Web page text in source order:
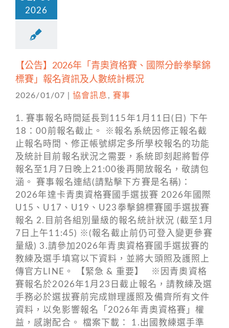
2026
【公告】2026年「青奧資格賽、國際分齡拳擊錦
標賽」報名資訊及人數統計概況
2026/01/07 協會訊息 , 賽事
1. 賽事報名時間延長到115年1月11日(日) 下午
18：00前報名截止。 ※報名系統因修正報名截
止報名時間、修正帳號綁定多所學校報名的功能
及統計目前報名狀況之需要，系統即刻起將暫停
報名至1月7日晚上21:00後再開放報名，敬請包
涵。 賽事報名連結(請點擊下方賽是名稱)：
2026年達卡青奧資格賽國手選拔賽 2026年國際
U15、U17、U19、U23拳擊錦標賽國手選拔賽
報名 2.目前各組別量級的報名統計狀況 (截至1月
7日上午11:45) ※(報名截止前仍可登入變更參賽
量級) 3.請參加2026年青奧資格賽國手選拔賽的
教練及選手填寫以下資料，並將大頭照及護照上
傳官方LINE。 【緊急 & 重要】 ※因青奧資格
賽報名於2026年1月23日截止報名，請教練及選
手務必於選拔賽前完成辦理護照及備齊所有文件
資料，以免影響報名「2026年青奧資格賽」權
益，感謝配合。 檔案下載： 1.出國教練選手準